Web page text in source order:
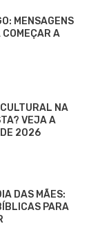
MENSAGENS
COMEÇAR A
NA
VEJA A
DE 2026
DAS MÃES:
PARA